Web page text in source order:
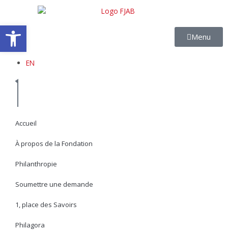
contenu
Menu
EN
Accueil
À propos de la Fondation
Philanthropie
Soumettre une demande
1, place des Savoirs
Philagora
Ouvrir la barre d’outils